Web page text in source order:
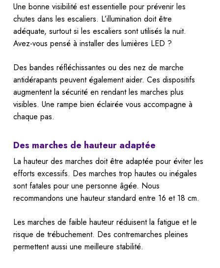
Une bonne visibilité est essentielle pour prévenir les
chutes dans les escaliers. L’illumination doit être
adéquate, surtout si les escaliers sont utilisés la nuit.
Avez-vous pensé à installer des lumières LED ?
Des bandes réfléchissantes ou des nez de marche
antidérapants peuvent également aider. Ces dispositifs
augmentent la sécurité en rendant les marches plus
visibles. Une rampe bien éclairée vous accompagne à
chaque pas.
Des marches de hauteur adaptée
La hauteur des marches doit être adaptée pour éviter les
efforts excessifs. Des marches trop hautes ou inégales
sont fatales pour une personne âgée. Nous
recommandons une hauteur standard entre 16 et 18 cm.
Les marches de faible hauteur réduisent la fatigue et le
risque de trébuchement. Des contremarches pleines
permettent aussi une meilleure stabilité.